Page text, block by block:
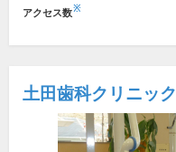
アクセス数※
土田歯科クリニック